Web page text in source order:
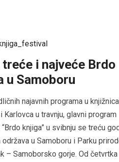
i najveće Brdo
u Samoboru
najavnih programa u
Karlovca u travnju, glavni program
knjiga” u svibnju se treću
u Samoboru i Parku
– Samoborsko gorje. Od četvrtka